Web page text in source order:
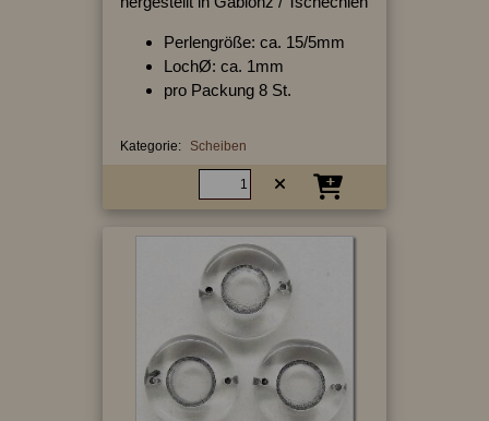
Perlengröße: ca. 15/5mm
LochØ: ca. 1mm
pro Packung 8 St.
Kategorie: Scheiben